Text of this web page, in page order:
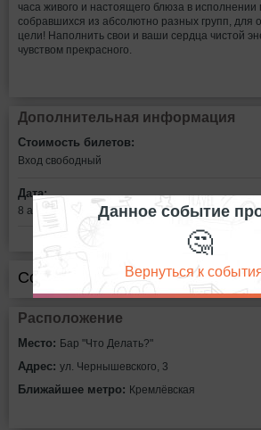
часа живого и настоящего блюза в исполнении
собравшихся из абсолютно разных групп, для
цели! Наполнить свои и ваши сердца чистой
чувством прекрасного.
Дополнительная информация
Стоимость билетов:
Вход свободный
Дата:
8 апреля в 21:00
Сообщить об ошибке
Расположение
Место: Бар "Что Делать?"
Адрес: ул. Чернышевского, 3
Ближайшее метро: Кремлёвская
Данное событие
🤔
Вернуться к